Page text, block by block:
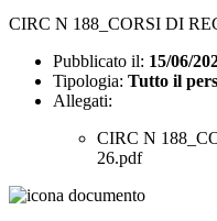
CIRC N 188_CORSI DI
Pubblicato il: 15/06/
Tipologia: Tutto il
Allegati:
CIRC N
26.pdf